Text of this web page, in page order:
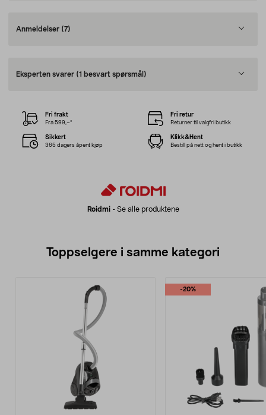
Anmeldelser (7)
Eksperten svarer (1 besvart spørsmål)
Roidmi- Se alle produktene
Fri frakt
Fra 599,–*
Fri retur
Returner til valgfri butikk
Sikkert
365 dagers åpent kjøp
Klikk&Hent
Bestill på nett og hent i butikk
Toppselgere i samme kategori
-20%